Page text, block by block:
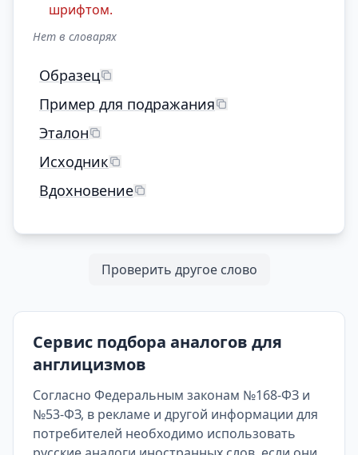
шрифтом.
Нет в словарях
Образец
Пример для подражания
Эталон
Исходник
Вдохновение
Проверить другое слово
Сервис подбора аналогов для
англицизмов
Согласно Федеральным законам №168-ФЗ и
№53-ФЗ, в рекламе и другой информации для
потребителей необходимо использовать